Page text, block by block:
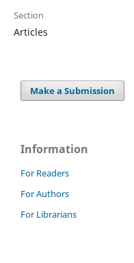
Section
Articles
Make a Submission
Information
For Readers
For Authors
For Librarians